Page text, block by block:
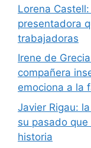
Lorena
presentadora
trabajadoras
Irene de
compañera
emociona a la
Javier Rigau:
su pasado
historia